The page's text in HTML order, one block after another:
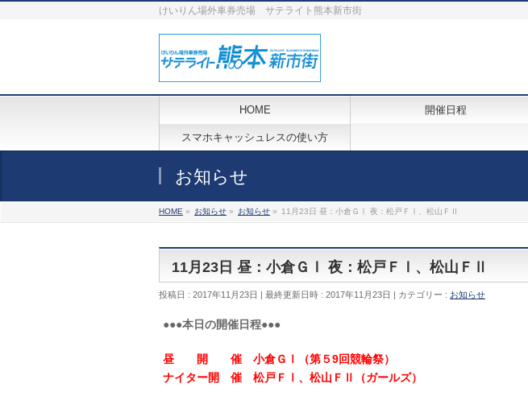
けいりん場外車券売場 サテライト熊本新市街
HOME 開催日程
スマホキャッシュレスの使い方
お知らせ
HOME » お知らせ » お知らせ » 11月23日 昼：小倉ＧⅠ 夜：松戸ＦⅠ、松山ＦⅡ
11月23日 昼：小倉ＧⅠ 夜：松戸ＦⅠ、松山ＦⅡ
投稿日 : 2017年11月23日 最終更新日時 : 2017年11月23日 カテゴリー : お知らせ
●●●本日の開催日程●●●
昼 開 催 小倉ＧⅠ（第５9回競輪祭）
ナイター開 催 松戸ＦⅠ、松山ＦⅡ（ガールズ）